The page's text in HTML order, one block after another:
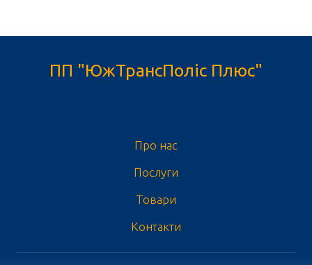
ПП "ЮжТрансПоліс Плюс"
Про нас
Послуги
Товари
Контакти